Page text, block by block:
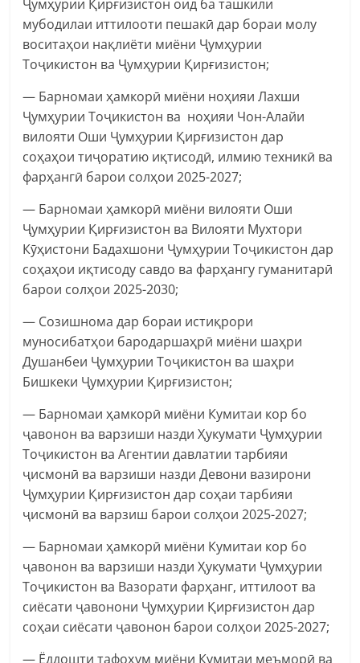
Ҷумҳурии Қирғизистон оид ба ташкили
мубодилаи иттилооти пешакӣ дар бораи молу
воситаҳои нақлиёти миёни Ҷумҳурии
Тоҷикистон ва Ҷумҳурии Қирғизистон;
— Барномаи ҳамкорӣ миёни ноҳияи Лахши
Ҷумҳурии Тоҷикистон ва ноҳияи Чон-Алайи
вилояти Оши Ҷумҳурии Қирғизистон дар
соҳаҳои тиҷоратию иқтисодӣ, илмию техникӣ ва
фарҳангӣ барои солҳои 2025-2027;
— Барномаи ҳамкорӣ миёни вилояти Оши
Ҷумҳурии Қирғизистон ва Вилояти Мухтори
Кӯҳистони Бадахшони Ҷумҳурии Тоҷикистон дар
соҳаҳои иқтисоду савдо ва фарҳангу гуманитарӣ
барои солҳои 2025-2030;
— Созишнома дар бораи истиқрори
муносибатҳои бародаршаҳрӣ миёни шаҳри
Душанбеи Ҷумҳурии Тоҷикистон ва шаҳри
Бишкеки Ҷумҳурии Қирғизистон;
— Барномаи ҳамкорӣ миёни Кумитаи кор бо
ҷавонон ва варзиши назди Ҳукумати Ҷумҳурии
Тоҷикистон ва Агентии давлатии тарбияи
ҷисмонӣ ва варзиши назди Девони вазирони
Ҷумҳурии Қирғизистон дар соҳаи тарбияи
ҷисмонӣ ва варзиш барои солҳои 2025-2027;
— Барномаи ҳамкорӣ миёни Кумитаи кор бо
ҷавонон ва варзиши назди Ҳукумати Ҷумҳурии
Тоҷикистон ва Вазорати фарҳанг, иттилоот ва
сиёсати ҷавонони Ҷумҳурии Қирғизистон дар
соҳаи сиёсати ҷавонон барои солҳои 2025-2027;
— Ёддошти тафоҳум миёни Кумитаи меъморӣ ва